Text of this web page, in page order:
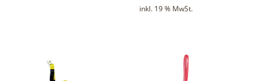
inkl. 19 % MwSt.